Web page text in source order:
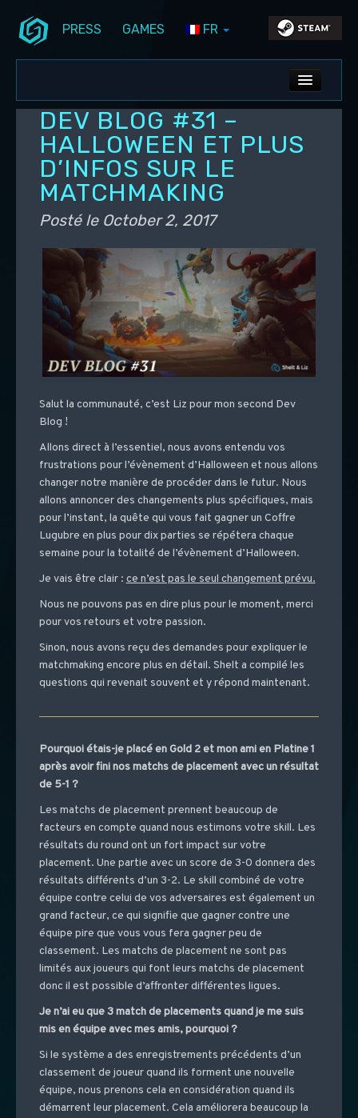
PRESS GAMES FR
ALL NEWS
DEV BLOG
PC UPDATES
PS5 UPDATES
DEV BLOG #31 –
HALLOWEEN ET PLUS
D’INFOS SUR LE
MATCHMAKING
Posté le October 2, 2017
Salut la communauté, c’est Liz pour mon second Dev
Blog !
Allons direct à l’essentiel, nous avons entendu vos
frustrations pour l’évènement d’Halloween et nous allons
changer notre manière de procéder dans le futur. Nous
allons annoncer des changements plus spécifiques, mais
pour l’instant, la quête qui vous fait gagner un Coffre
Lugubre en plus pour dix parties se répétera chaque
semaine pour la totalité de l’évènement d’Halloween.
Je vais être clair : ce n’est pas le seul changement prévu.
Nous ne pouvons pas en dire plus pour le moment, merci
pour vos retours et votre passion.
Sinon, nous avons reçu des demandes pour expliquer le
matchmaking encore plus en détail. Shelt a compilé les
questions qui revenait souvent et y répond maintenant.
Pourquoi étais-je placé en Gold 2 et mon ami en Platine 1
après avoir fini nos matchs de placement avec un résultat
de 5-1 ?
Les matchs de placement prennent beaucoup de
facteurs en compte quand nous estimons votre skill. Les
résultats du round ont un fort impact sur votre
placement. Une partie avec un score de 3-0 donnera des
résultats différents d’un 3-2. Le skill combiné de votre
équipe contre celui de vos adversaires est également un
grand facteur, ce qui signifie que gagner contre une
équipe pire que vous vous fera gagner peu de
classement. Les matchs de placement ne sont pas
limités aux joueurs qui font leurs matchs de placement
donc il est possible d’affronter différentes ligues.
Je n’ai eu que 3 match de placements quand je me suis
mis en équipe avec mes amis, pourquoi ?
Si le système a des enregistrements précédents d’un
classement de joueur quand ils forment une nouvelle
équipe, nous prenons cela en considération quand ils
démarrent leur placement. Cela améliorera beaucoup la